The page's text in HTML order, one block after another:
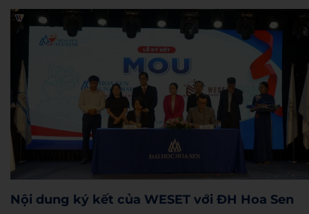
Nội dung ký kết của WESET với ĐH Hoa Sen